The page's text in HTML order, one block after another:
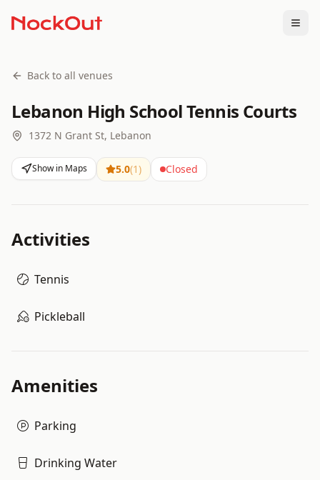
Back to all venues
Lebanon High School Tennis Courts
1372 N Grant St, Lebanon
Show in Maps 5.0(1) Closed
Activities
Tennis
Pickleball
Amenities
Parking
Drinking Water